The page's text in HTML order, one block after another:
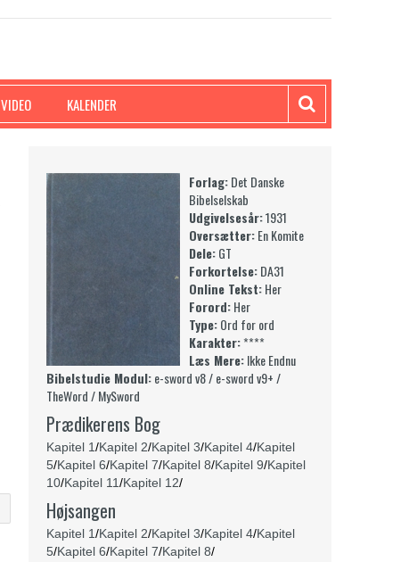
VIDEO KALENDER
Forlag:Det Danske
Bibelselskab
Udgivelsesår:1931
Oversætter:En Komite
Dele:GT
Forkortelse:DA31
Online Tekst:Her
Forord:Her
Type:Ord for ord
Karakter:****
Læs Mere:Ikke Endnu
Bibelstudie Modul:e-sword v8 / e-sword v9+ /
TheWord / MySword
Prædikerens Bog
Kapitel 1/Kapitel 2/Kapitel 3/Kapitel 4/Kapitel
5/Kapitel 6/Kapitel 7/Kapitel 8/Kapitel 9/Kapitel
10/Kapitel 11/Kapitel 12/
Højsangen
Kapitel 1/Kapitel 2/Kapitel 3/Kapitel 4/Kapitel
5/Kapitel 6/Kapitel 7/Kapitel 8/